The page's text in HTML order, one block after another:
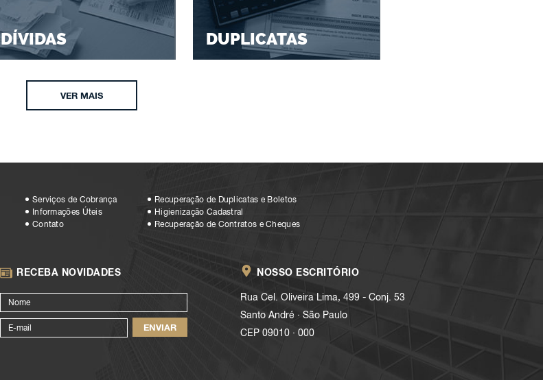
DÍVIDAS DUPLICATAS
VER MAIS
Serviços de Cobrança
Informações Úteis
Contato
Recuperação de Duplicatas e Boletos
Higienização Cadastral
Recuperação de Contratos e Cheques
RECEBA NOVIDADES NOSSO ESCRITÓRIO
Rua Cel. Oliveira Lima, 499 - Conj. 53
Santo André . São Paulo
CEP 09010 . 000